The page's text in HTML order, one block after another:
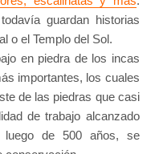
guardan historias
o el Templo del Sol.
en piedra de los incas
importantes, los cuales
de las piedras que casi
de trabajo alcanzado
de 500 años, se